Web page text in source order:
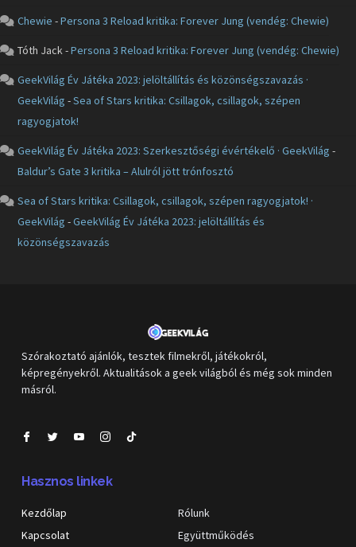
Chewie -Persona 3 Reload kritika: Forever Jung (vendég: Chewie)
Tóth Jack-Persona 3 Reload kritika: Forever Jung (vendég: Chewie)
GeekVilág Év Játéka 2023: jelöltállítás és közönségszavazás ·
GeekVilág -Sea of Stars kritika: Csillagok, csillagok, szépen
ragyogjatok!
GeekVilág Év Játéka 2023: Szerkesztőségi évértékelő · GeekVilág -
Baldur’s Gate 3 kritika – Alulról jött trónfosztó
Sea of Stars kritika: Csillagok, csillagok, szépen ragyogjatok! ·
GeekVilág -GeekVilág Év Játéka 2023: jelöltállítás és
közönségszavazás
Szórakoztató ajánlók, tesztek filmekről, játékokról,
képregényekről. Aktualitások a geek világból és még sok minden
másról.
Hasznos linkek
Kezdőlap
Kapcsolat
Rólunk
Együttműködés